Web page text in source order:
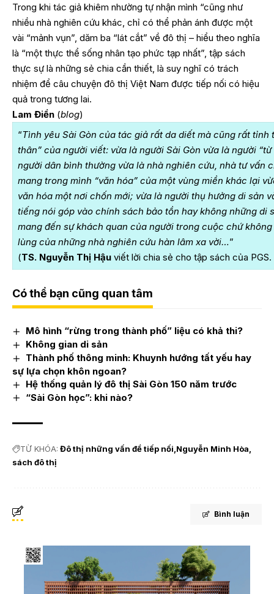
Trong khi tác giả khiêm nhường tự nhận mình “cũng như
nhiều nhà nghiên cứu khác, chỉ có thể phản ánh được một
vài “mảnh vụn”, dăm ba “lát cắt” về đô thị – hiểu theo nghĩa
là “một thực thể sống nhân tạo phức tạp nhất”, tập sách
thực sự là những sẻ chia cần thiết, là suy nghĩ có trách
nhiệm để câu chuyện đô thị Việt Nam được tiếp nối có hiệu
quả trong tương lai.
Lam Điền (blog)
“Tình yêu Sài Gòn của tác giả rất da diết mà cũng rất tỉnh
thân” của người viết: vừa là người Sài Gòn vừa là người
người dân bình thường vừa là nhà nghiên cứu, nhà tư vấn
mang trong mình “văn hóa” của một vùng miền khác lại
văn hóa một nơi chốn mới; vừa là người thụ hưởng di sản
tiếng nói góp vào chính sách bảo tồn hay không những di
mang đến sự khách quan của người trong cuộc chứ
lùng của những nhà nghiên cứu hàn lâm xa vời…”
(TS. Nguyễn Thị Hậuviết lời chia sẻ cho tập sách của PGS.
Có thể bạn cũng quan tâm
Mô hình “rừng trong thành phố” liệu có khả thi?
Không gian di sản
Thành phố thông minh: Khuynh hướng tất yếu hay
sự lựa chọn khôn ngoan?
Hệ thống quản lý đô thị Sài Gòn 150 năm trước
“Sài Gòn học”: khi nào?
TỪ KHÓA: Đô thị những vấn đề tiếp nối Nguyễn Minh Hòa
sách đô thị
Bình luận